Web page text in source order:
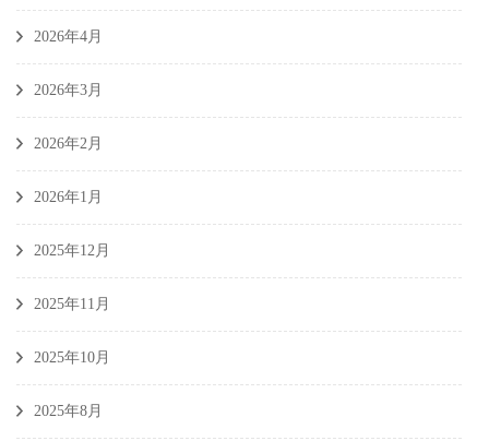
2026年4月
2026年3月
2026年2月
2026年1月
2025年12月
2025年11月
2025年10月
2025年8月